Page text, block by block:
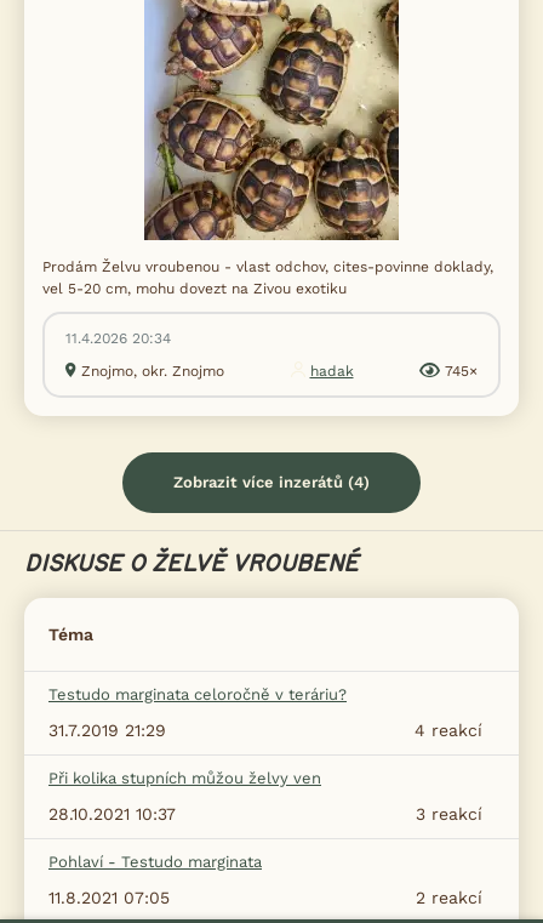
Prodám Želvu vroubenou - vlast odchov, cites-povinne doklady,
vel 5-20 cm, mohu dovezt na Zivou exotiku
11.4.2026 20:34
Znojmo, okr. Znojmo
hadak 745×
Zobrazit více inzerátů (4)
DISKUSE O ŽELVĚ VROUBENÉ
Téma
Testudo marginata celoročně v teráriu?
4 reakcí
31.7.2019 21:29
Při kolika stupních můžou želvy ven
3 reakcí
28.10.2021 10:37
Pohlaví - Testudo marginata
2 reakcí
11.8.2021 07:05